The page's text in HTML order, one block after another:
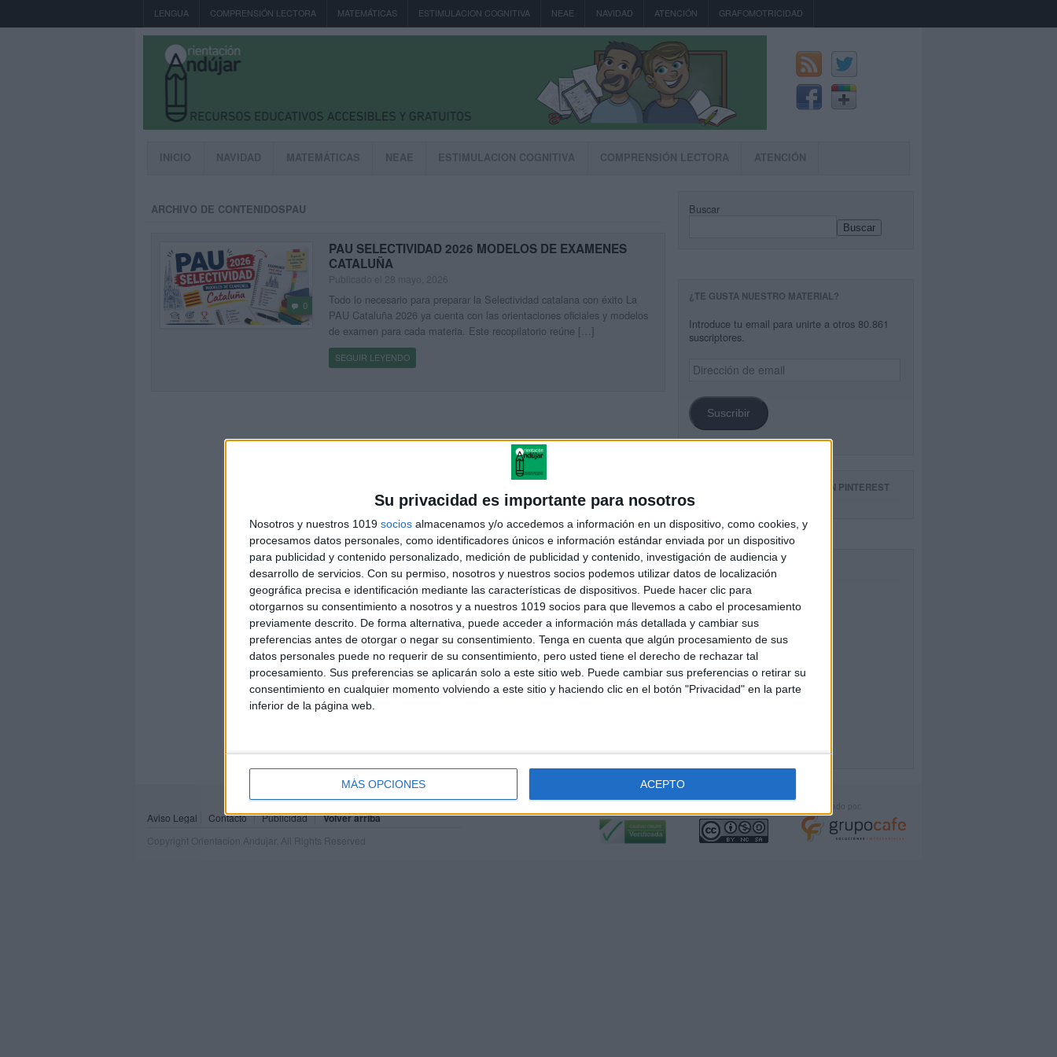
Su privacidad es importante para nosotros
Nosotros y nuestros 1019 socios almacenamos y/o accedemos a información en un dispositivo, como cookies, y
procesamos datos personales, como identificadores únicos e información estándar enviada por un dispositivo
para publicidad y contenido personalizado, medición de publicidad y contenido, investigación de audiencia y
desarrollo de servicios. Con su permiso, nosotros y nuestros socios podemos utilizar datos de localización
geográfica precisa e identificación mediante las características de dispositivos. Puede hacer clic para
otorgarnos su consentimiento a nosotros y a nuestros 1019 socios para que llevemos a cabo el procesamiento
previamente descrito. De forma alternativa, puede acceder a información más detallada y cambiar sus
preferencias antes de otorgar o negar su consentimiento. Tenga en cuenta que algún procesamiento de sus
datos personales puede no requerir de su consentimiento, pero usted tiene el derecho de rechazar tal
procesamiento. Sus preferencias se aplicarán solo a este sitio web. Puede cambiar sus preferencias o retirar su
consentimiento en cualquier momento volviendo a este sitio y haciendo clic en el botón "Privacidad" en la parte
inferior de la página web.
MÁS OPCIONES ACEPTO
LENGUA COMPRENSIÓN LECTORA MATEMÁTICAS ESTIMULACION COGNITIVA NEAE NAVIDAD ATENCIÓN GRAFOMOTRICIDAD
INICIO NAVIDAD MATEMÁTICAS NEAE ESTIMULACION COGNITIVA COMPRENSIÓN LECTORA ATENCIÓN
ARCHIVO DE CONTENIDOSPAU
0
PAU SELECTIVIDAD 2026 MODELOS DE EXAMENES
CATALUÑA
Todo lo necesario para preparar la Selectividad catalana con éxito La
PAU Cataluña 2026 ya cuenta con las orientaciones oficiales y modelos
de examen para cada materia. Este recopilatorio reúne […]
SEGUIR LEYENDO
Buscar
Buscar
¿TE GUSTA NUESTRO MATERIAL?
Introduce tu email para unirte a otros 80.861
suscriptores.
Dirección
de
Suscribir
SIGUE NUESTROS TABLEROS EN PINTEREST
Aviso Legal Contacto Publicidad Volver arriba
Copyright Orientacion Andujar. All Rights Reserved